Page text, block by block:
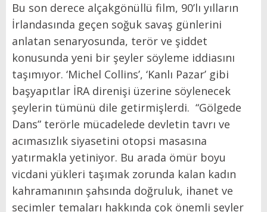
Bu son derece alçakgönüllü film, 90’lı yılların
İrlandasında geçen soğuk savaş günlerini
anlatan senaryosunda, terör ve şiddet
konusunda yeni bir şeyler söyleme iddiasını
taşımıyor. ‘Michel Collins’, ‘Kanlı Pazar’ gibi
başyapıtlar İRA direnişi üzerine söylenecek
şeylerin tümünü dile getirmişlerdi. “Gölgede
Dans” terörle mücadelede devletin tavrı ve
acımasızlık siyasetini otopsi masasına
yatırmakla yetiniyor. Bu arada ömür boyu
vicdani yükleri taşımak zorunda kalan kadın
kahramanının şahsında doğruluk, ihanet ve
seçimler temaları hakkında çok önemli şeyler